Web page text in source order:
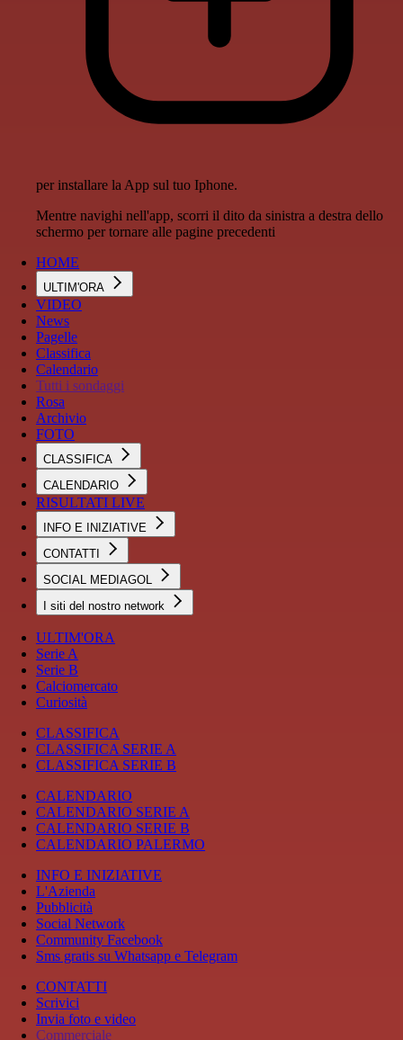
per installare la App sul tuo Iphone.
Mentre navighi nell'app, scorri il dito da sinistra a destra dello
schermo per tornare alle pagine precedenti
HOME
ULTIM'ORA
VIDEO
News
Pagelle
Classifica
Calendario
Tutti i sondaggi
Rosa
Archivio
FOTO
CLASSIFICA
CALENDARIO
RISULTATI LIVE
INFO E INIZIATIVE
CONTATTI
SOCIAL MEDIAGOL
I siti del nostro network
ULTIM'ORA
Serie A
Serie B
Calciomercato
Curiosità
CLASSIFICA
CLASSIFICA SERIE A
CLASSIFICA SERIE B
CALENDARIO
CALENDARIO SERIE A
CALENDARIO SERIE B
CALENDARIO PALERMO
INFO E INIZIATIVE
L'Azienda
Pubblicità
Social Network
Community Facebook
Sms gratis su Whatsapp e Telegram
CONTATTI
Scrivici
Invia foto e video
Commerciale